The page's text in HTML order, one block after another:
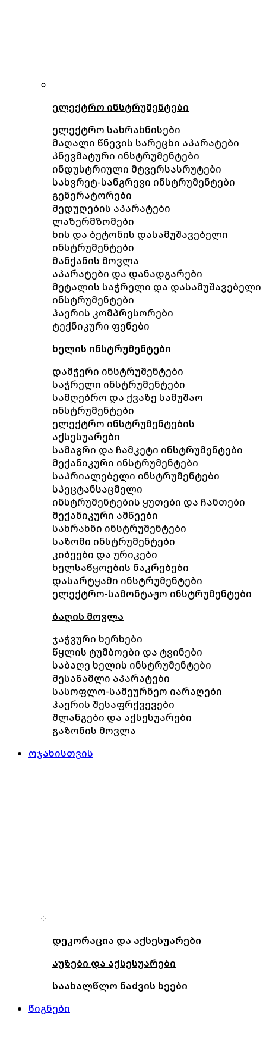
ელექტრო ინსტრუმენტები
ელექტრო სახრახნისები
მაღალი წნევის სარეცხი აპარატები
პნევმატური ინსტრუმენტები
ინდუსტრიული მტვერსასრუტები
სახვრეტ-სანგრევი ინსტრუმენტები
გენერატორები
შედუღების აპარატები
ლაზერმზომები
ხის და ბეტონის დასამუშავებელი
ინსტრუმენტები
მანქანის მოვლა
აპარატები და დანადგარები
მეტალის საჭრელი და დასამუშავებელი
ინსტრუმენტები
ჰაერის კომპრესორები
ტექნიკური ფენები
ხელის ინსტრუმენტები
დამჭერი ინსტრუმენტები
საჭრელი ინსტრუმენტები
სამღებრო და ქვაზე სამუშაო
ინსტრუმენტები
ელექტრო ინსტრუმენტების
აქსესუარები
სამაგრი და ჩამკეტი ინსტრუმენტები
მექანიკური ინსტრუმენტები
საპრიალებელი ინსტრუმენტები
სპეცტანსაცმელი
ინსტრუმენტების ყუთები და ჩანთები
მექანიკური ამწეები
სახრახნი ინსტრუმენტები
საზომი ინსტრუმენტები
კიბეები და ურიკები
ხელსაწყოების ნაკრებები
დასარტყამი ინსტრუმენტები
ელექტრო-სამონტაჟო ინსტრუმენტები
ბაღის მოვლა
ჯაჭვური ხერხები
წყლის ტუმბოები და ტვინები
საბაღე ხელის ინსტრუმენტები
შესაწამლი აპარატები
სასოფლო-სამეურნეო იარაღები
ჰაერის შესაფრქვევები
შლანგები და აქსესუარები
გაზონის მოვლა
ოჯახისთვის
დეკორაცია და აქსესუარები
აუზები და აქსესუარები
საახალწლო ნაძვის ხეები
წიგნები